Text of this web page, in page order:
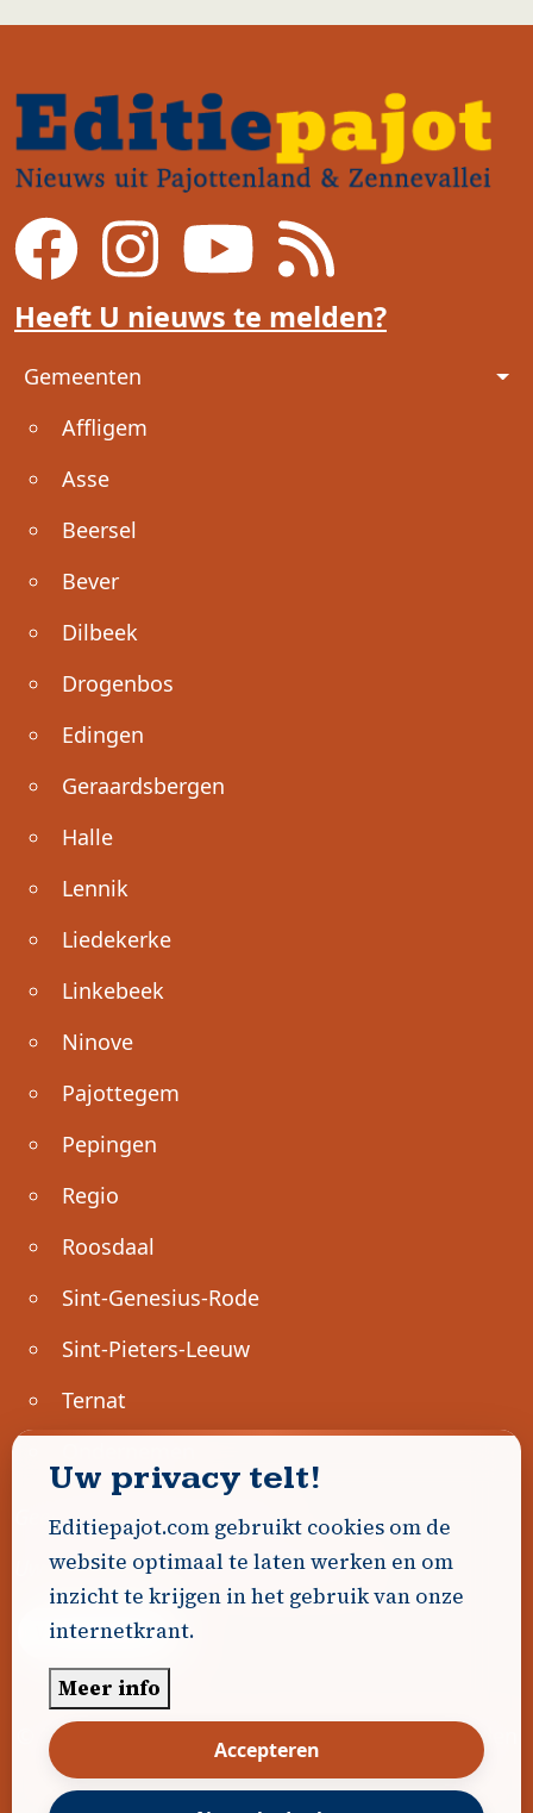
Heeft U nieuws te melden?
Voet
Gemeenten
Affligem
Asse
Beersel
Bever
Dilbeek
Drogenbos
Edingen
Geraardsbergen
Halle
Lennik
Liedekerke
Linkebeek
Ninove
Pajottegem
Pepingen
Regio
Roosdaal
Sint-Genesius-Rode
Sint-Pieters-Leeuw
Ternat
Geen advertenties gevonden.
Uw advertentie hier? Contacteer ons!
Word Partner!
© 2026 Editiepajot.com
Algemene voorwaarden
|Disclaimer Privacybeleid Cookiebeleid|
Gerealiseerd doorDavidHosse.net
Uw privacy telt!
Editiepajot.com gebruikt cookies om de
website optimaal te laten werken en om
inzicht te krijgen in het gebruik van onze
internetkrant.
Meer info
Accepteren